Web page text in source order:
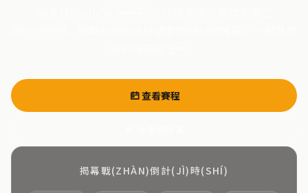
查看賽程
揭幕戰(ZHÀN)倒計(JÌ)時(SHÍ)